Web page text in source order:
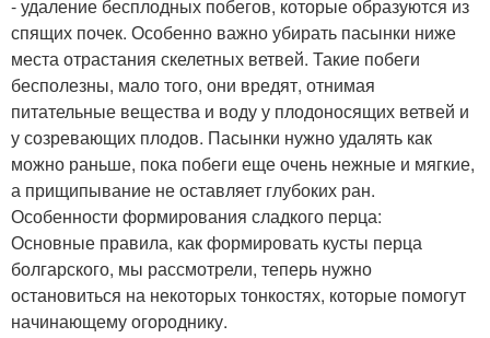
- удаление бесплодных побегов, которые образуются из
спящих почек. Особенно важно убирать пасынки ниже
места отрастания скелетных ветвей. Такие побеги
бесполезны, мало того, они вредят, отнимая
питательные вещества и воду у плодоносящих ветвей и
у созревающих плодов. Пасынки нужно удалять как
можно раньше, пока побеги еще очень нежные и мягкие,
а прищипывание не оставляет глубоких ран.
Особенности формирования сладкого перца:
Основные правила, как формировать кусты перца
болгарского, мы рассмотрели, теперь нужно
остановиться на некоторых тонкостях, которые помогут
начинающему огороднику.